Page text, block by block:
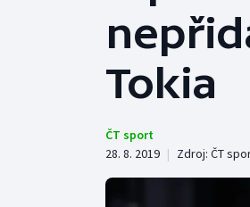
Tenis
Atletika
Tokia
ČT sport
28. 8. 2019 | Zdroj: ČT